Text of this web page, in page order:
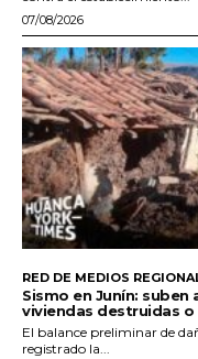
07/08/2026
RED DE MEDIOS
Sismo en Junín: suben
viviendas destruidas
El balance preliminar de
registrado la...